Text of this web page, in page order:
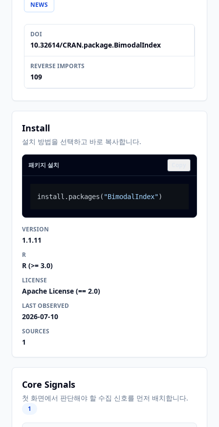
NEWS
DOI
10.32614/CRAN.package.BimodalIndex
REVERSE IMPORTS
109
Install
설치 방법을 선택하고 바로 복사합니다.
패키지 설치
install.packages ( "BimodalIndex")
VERSION
1.1.11
R
R (>= 3.0)
LICENSE
Apache License (== 2.0)
LAST OBSERVED
2026-07-10
SOURCES
1
Core Signals
첫 화면에서 판단해야 할 수집 신호를 먼저 배치합니다.
1